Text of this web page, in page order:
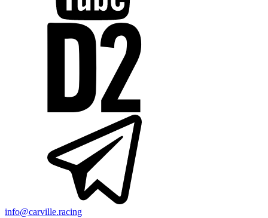
info@carville.racing